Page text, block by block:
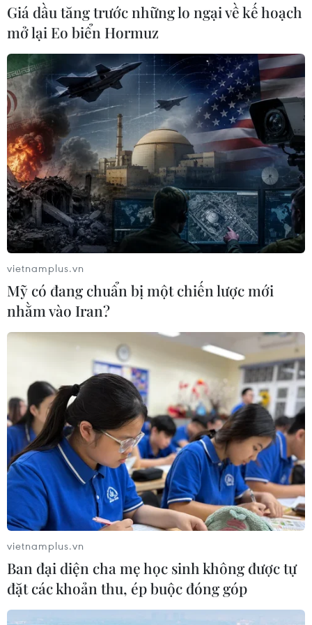
Giá dầu tăng trước những lo ngại về kế hoạch
mở lại Eo biển Hormuz
vietnamplus.vn
Mỹ có đang chuẩn bị một chiến lược mới
nhằm vào Iran?
vietnamplus.vn
Ban đại diện cha mẹ học sinh không được tự
đặt các khoản thu, ép buộc đóng góp